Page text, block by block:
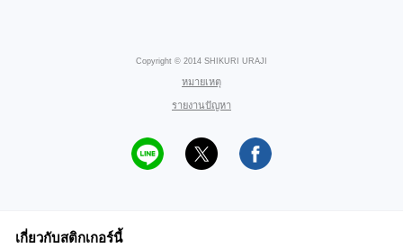
Copyright © 2014 SHIKURI URAJI
หมายเหตุ
รายงานปัญหา
เกี่ยวกับสติกเกอร์นี้